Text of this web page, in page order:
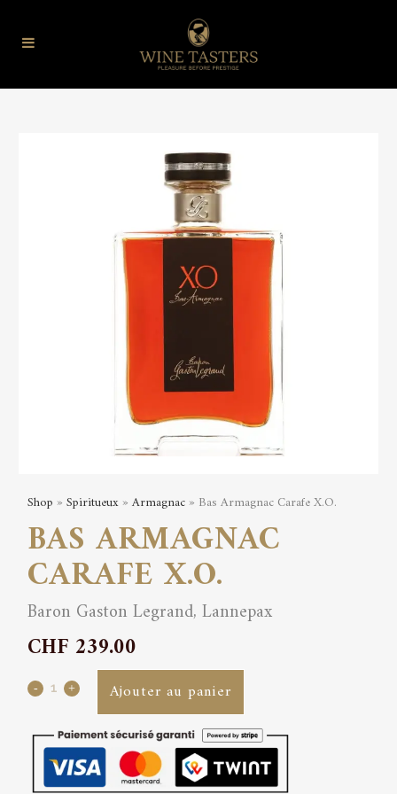
Shop »Spiritueux »Armagnac » Bas Armagnac Carafe X.O.
BAS ARMAGNAC
CARAFE X.O.
Baron Gaston Legrand, Lannepax
CHF 239.00
Bas
Carafe
X.O.
Ajouter au panier